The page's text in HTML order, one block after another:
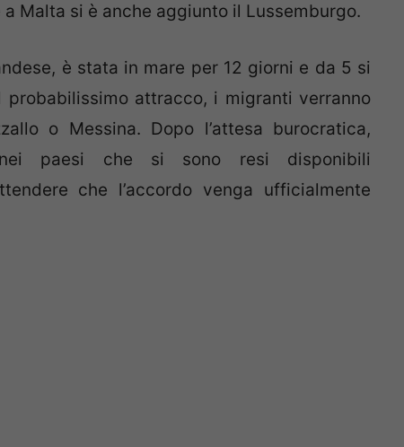
Malta si è anche aggiunto il Lussemburgo.
è stata in mare per 12 giorni e da 5 si
attracco, i migranti verranno
o Messina. Dopo l’attesa burocratica,
nei paesi che si sono resi disponibili
che l’accordo venga ufficialmente